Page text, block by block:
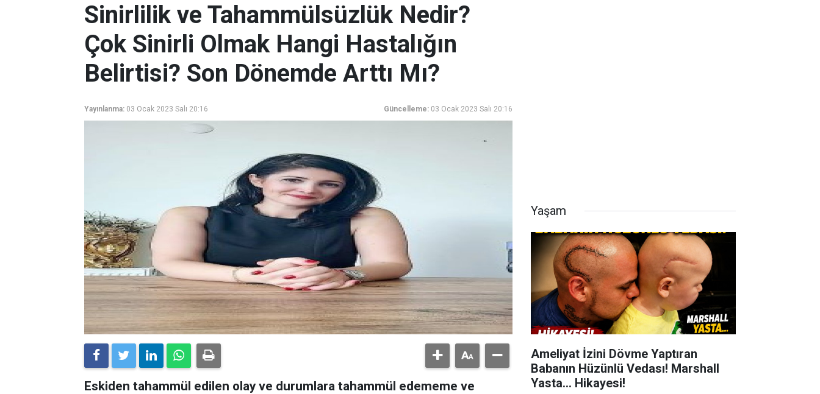
Sinirlilik ve Tahammülsüzlük Nedir?
Çok Sinirli Olmak Hangi Hastalığın
Belirtisi? Son Dönemde Arttı Mı?
Yayınlanma: 03 Ocak 2023 Salı 20:16 Güncelleme: 03 Ocak 2023 Salı 20:16
Eskiden tahammül edilen olay ve durumlara tahammül edememe ve
Yaşam
Ameliyat İzini Dövme Yaptıran
Babanın Hüzünlü Vedası! Marshall
Yasta... Hikayesi!